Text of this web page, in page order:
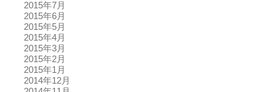
2015年7月
2015年6月
2015年5月
2015年4月
2015年3月
2015年2月
2015年1月
2014年12月